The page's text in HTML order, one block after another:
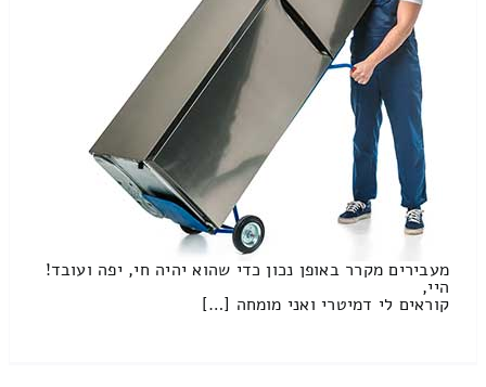
מעבירים מקרר באופן נכון כדי שהוא יהיה חי, יפה ועובד!
היי,
קוראים לי דמיטרי ואני מומחה […]